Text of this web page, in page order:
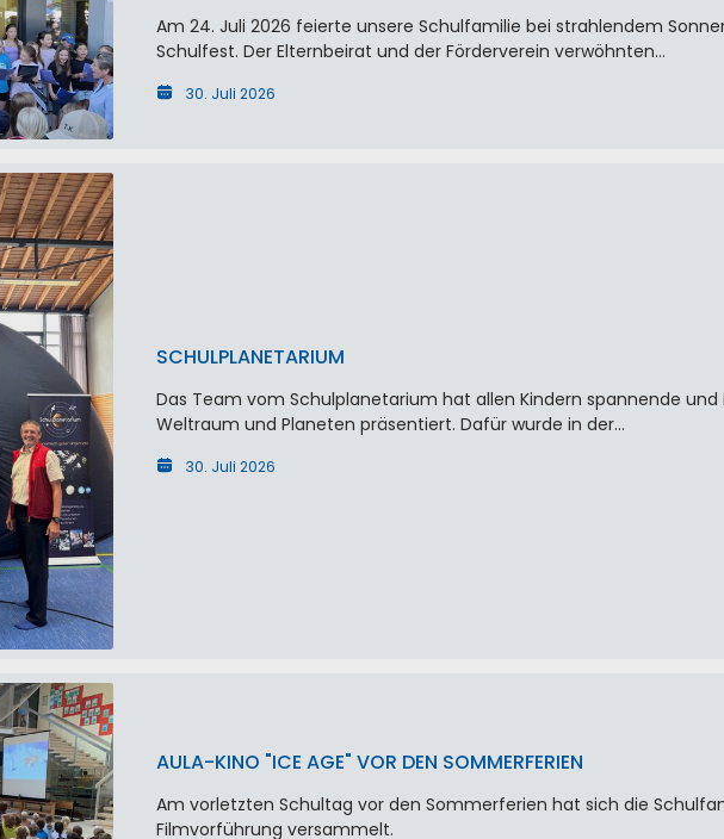
Am 24. Juli 2026 feierte unsere Schulfamilie bei strahlendem
Schulfest. Der Elternbeirat und der Förderverein verwöhnten…
30. Juli 2026
SCHULPLANETARIUM
Das Team vom Schulplanetarium hat allen Kindern spannende
Weltraum und Planeten präsentiert. Dafür wurde in der…
30. Juli 2026
AULA-KINO "ICE AGE" VOR DEN SOMMERFERIEN
Am vorletzten Schultag vor den Sommerferien hat sich die
Filmvorführung versammelt.